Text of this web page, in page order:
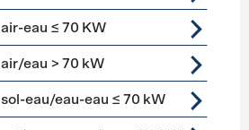
eau ≤ 70 KW
eau > 70 kW
eau/eau-eau ≤ 70 kW